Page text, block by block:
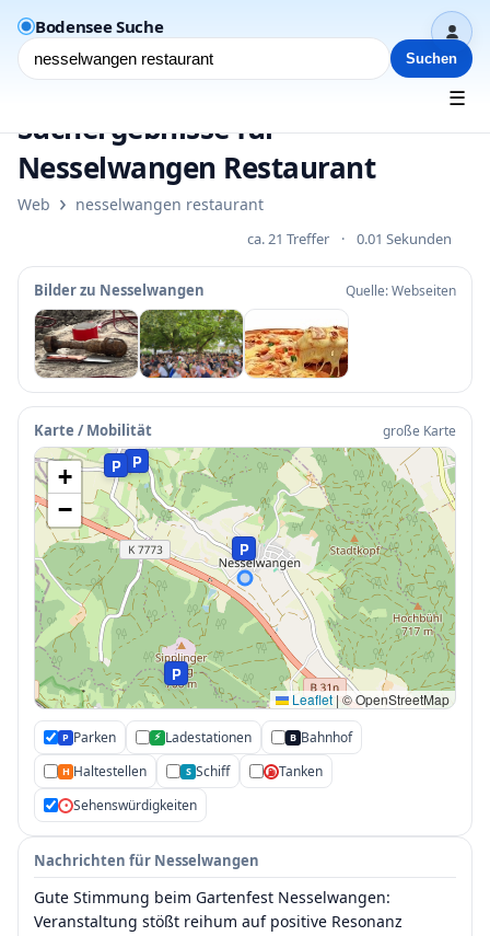
Bodensee Suche
Suchen
☰
Suchergebnisse für
Nesselwangen Restaurant
Web › nesselwangen restaurant
ca. 21 Treffer · 0.01 Sekunden
Bilder zu Nesselwangen Quelle: Webseiten
Karte / Mobilität große Karte
P
P
P
P
P
P
P
P
P
PP
•
+
−
Leaflet | © OpenStreetMap
P Parken ⚡ Ladestationen B Bahnhof
H Haltestellen S Schiff ⛽ Tanken
• Sehenswürdigkeiten
Nachrichten für Nesselwangen
Gute Stimmung beim Gartenfest Nesselwangen:
Veranstaltung stößt reihum auf positive Resonanz